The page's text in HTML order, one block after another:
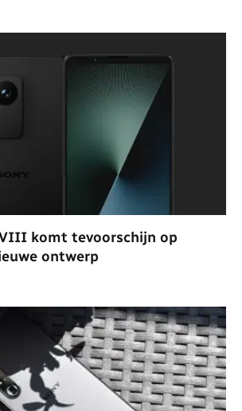
komt tevoorschijn op
ontwerp